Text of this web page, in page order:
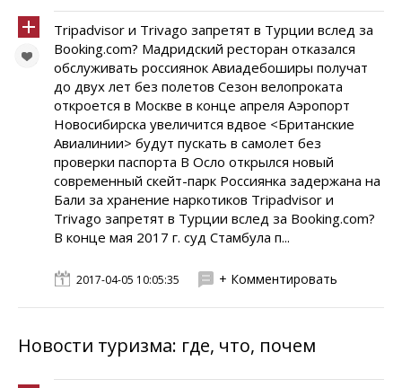
Tripadvisor и Trivago запретят в Турции вслед за
Booking.com? Мадридский ресторан отказался
обслуживать россиянок Авиадебоширы получат
до двух лет без полетов Сезон велопроката
откроется в Москве в конце апреля Аэропорт
Новосибирска увеличится вдвое <Британские
Авиалинии> будут пускать в самолет без
проверки паспорта В Осло открылся новый
современный скейт-парк Россиянка задержана на
Бали за хранение наркотиков Tripadvisor и
Trivago запретят в Турции вслед за Booking.com?
В конце мая 2017 г. суд Стамбула п...
2017-04-05 10:05:35 + Комментировать
Новости туризма: где, что, почем